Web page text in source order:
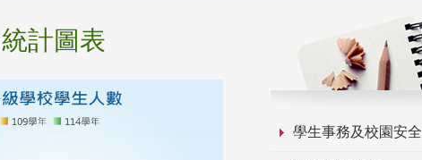
統計圖表
學生事務及校園安全